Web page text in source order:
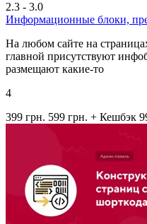
2.3 - 3.0
Информационные блоки,
На любом сайте на
главной присутствуют
размещают какие-то
4
399 грн. 599 грн. + Кешбэк